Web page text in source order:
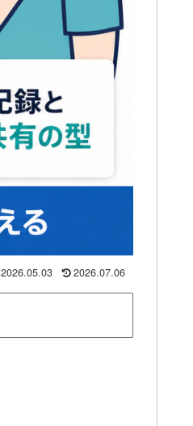
2026.05.03 2026.07.06